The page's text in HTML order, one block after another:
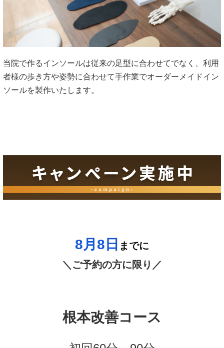
当院で作るインソールは従来の足型に合わせてでなく、利用
者様の歩き方や姿勢に合わせて手作業でオーダーメイドイン
ソールを製作いたします。
8月8 日 までに
＼ご予約の方に限り／
根本改善コース